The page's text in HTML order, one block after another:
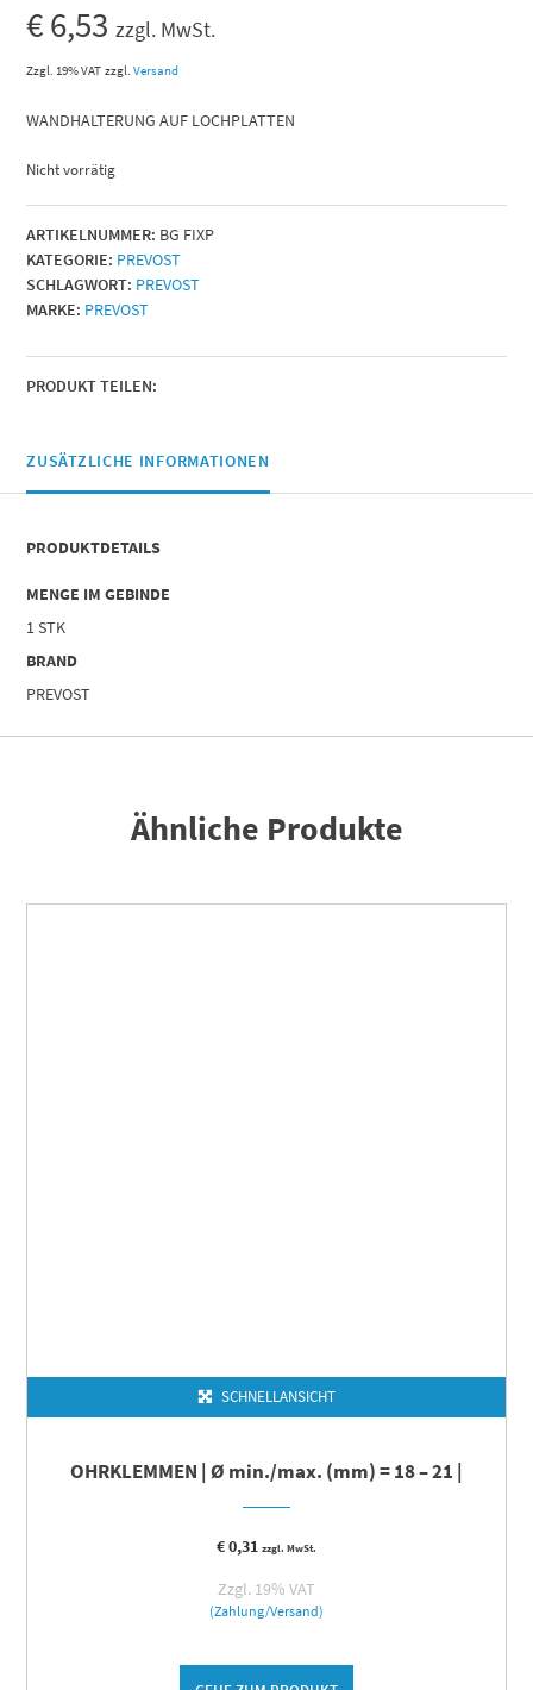
€6,53 zzgl. MwSt.
Zzgl. 19% VAT zzgl.Versand
WANDHALTERUNG AUF LOCHPLATTEN
Nicht vorrätig
ARTIKELNUMMER: BG FIXP
KATEGORIE: PREVOST
SCHLAGWORT: PREVOST
MARKE: PREVOST
PRODUKT TEILEN:
ZUSÄTZLICHE INFORMATIONEN
PRODUKTDETAILS
MENGE IM GEBINDE
1 STK
BRAND
PREVOST
Ähnliche Produkte
SCHNELLANSICHT
OHRKLEMMEN | Ø min./max. (mm) = 18 – 21 |
€0,31 zzgl. MwSt.
Zzgl. 19% VAT
(Zahlung/Versand)